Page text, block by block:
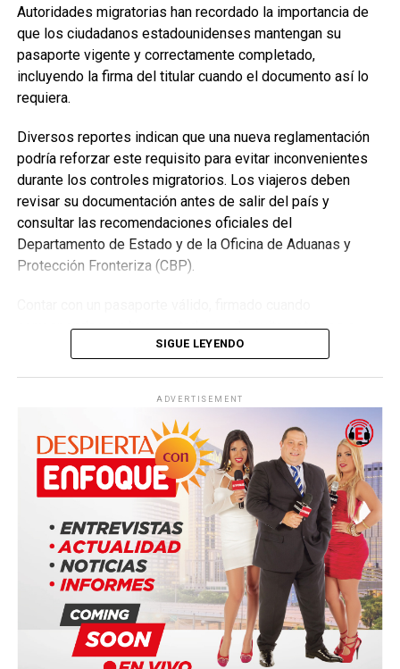
enseñanzas divinas y los beneficios que estas aportan a
la vida de quienes las aplican.
Durante los tres días, los asistentes podrán disfrutar de
discursos basados en la Biblia, entrevistas, videos cortos
la vida diaria.
Las fechas, horarios y sedes de cada asamblea regional
pueden consultarse mediante el Buscador de Asambleas
Regionales disponible en el sitio oficial JW.ORG, donde
también se encuentra el programa completo del evento.
Como parte del programa mundial de 2026, los Testigos
delegados compartirán un mismo programa basado en la
Biblia bajo el lema “Felices para siempre”.
Entre las ciudades anfitrionas confirmadas se encuentran:
Bucarest, Rumania
Ciudad de Panamá, Panamá (Panama Convention
Quito, Ecuador
Sevilla, España
Autoridades migratorias han recordado la importancia de
que los ciudadanos estadounidenses mantengan su
pasaporte vigente y correctamente completado,
incluyendo la firma del titular cuando el documento así lo
requiera.
Diversos reportes indican que una nueva reglamentación
podría reforzar este requisito para evitar inconvenientes
durante los controles migratorios. Los viajeros deben
revisar su documentación antes de salir del país y
consultar las recomendaciones oficiales del
Departamento de Estado y de la Oficina de Aduanas y
Protección Fronteriza (CBP).
corresponda y en buen estado puede evitar retrasos o
problemas durante el ingreso a Estados Unidos.
SIGUE LEYENDO
ADVERTISEMENT